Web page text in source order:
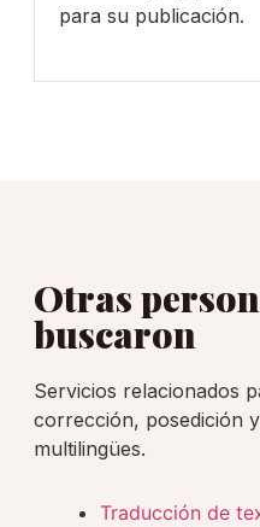
para su publicación.
Otras
buscaron
Servicios relacionados
corrección, posedición
multilingües.
Traducción de